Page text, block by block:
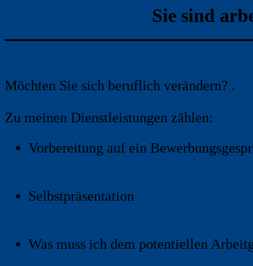
Sie sind
Möchten Sie sich beruflich verändern? .
Zu meinen Dienstleistungen zählen:
Vorbereitung auf ein
Selbstpräsentation
Was muss ich dem potentiellen